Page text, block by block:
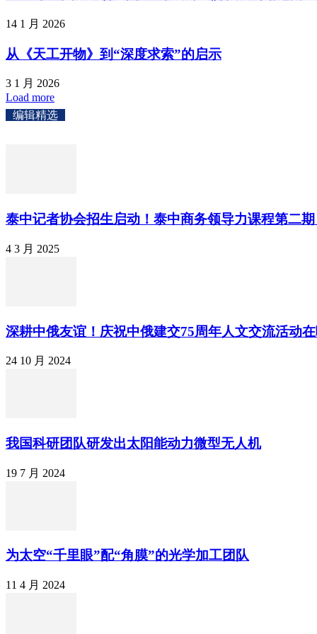
14 1 月 2026
从《天工开物》到“深度求索”的启示
3 1 月 2026
Load more
编辑精选
泰中记者协会招生启动！泰中商务领导力课程第二
4 3 月 2025
深耕中俄友谊！庆祝中俄建交75周年人文交流活动
24 10 月 2024
我国科研团队研发出太阳能动力微型无人机
19 7 月 2024
为太空“千里眼”配“角膜”的光学加工团队
11 4 月 2024